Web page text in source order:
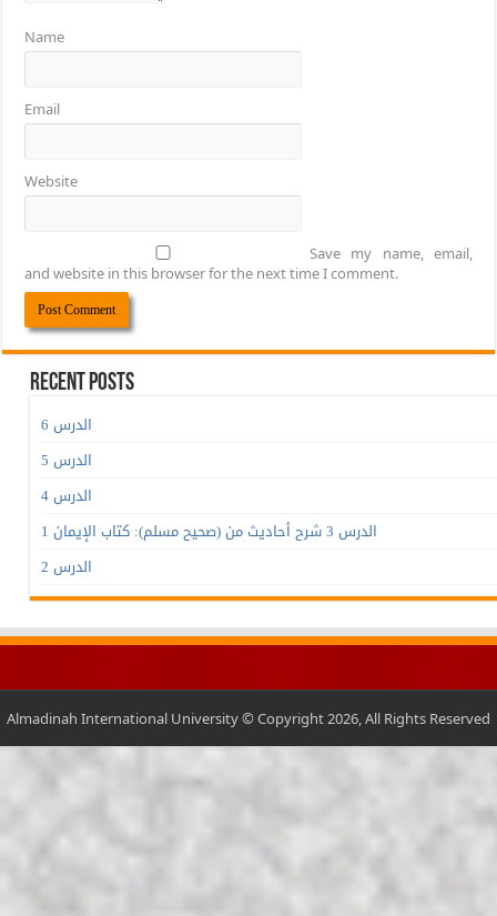
Name
Email
Website
Save my name, email,
and website in this browser for the next time I comment.
Recent Posts
الدرس 6
الدرس 5
الدرس 4
الدرس 3 شرح أحاديث من (صحيح مسلم): كتاب الإيمان 1
الدرس 2
Almadinah International University © Copyright 2026, All Rights Reserved